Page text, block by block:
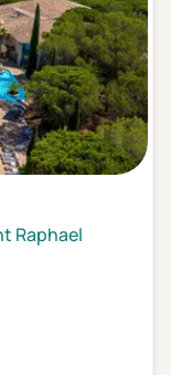
Raphael